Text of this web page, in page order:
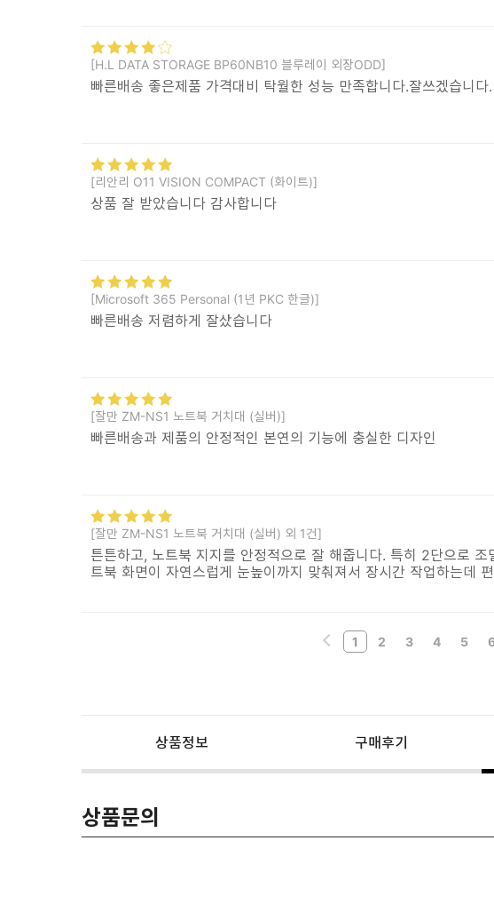
[H.L DATA STORAGE BP60NB10 블루레이 외장ODD]
빠른배송 좋은제품 가격대비 탁월한 성능 만족합니다.잘쓰겠습니다.
[리안리 O11 VISION COMPACT (화이트)]
상품 잘 받았습니다 감사합니다
[Microsoft 365 Personal (1년 PKC 한글)]
빠른배송 저렴하게 잘샀습니다
[잘만 ZM-NS1 노트북 거치대 (실버)]
빠른배송과 제품의 안정적인 본연의 기능에 충실한 디자인
[잘만 ZM-NS1 노트북 거치대 (실버) 외 1건]
튼튼하고, 노트북 지지를 안정적으로 잘 해줍니다. 특히 2단으로
트북 화면이 자연스럽게 눈높이까지 맞춰져서 장시간 작업하는데
1 2 3 4 5
상품정보 구매후기
상품문의